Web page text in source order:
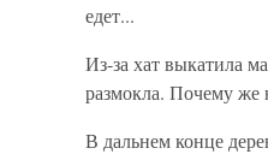
едет...
Из-за хат выкатила
размокла. Почему же
В дальнем конце